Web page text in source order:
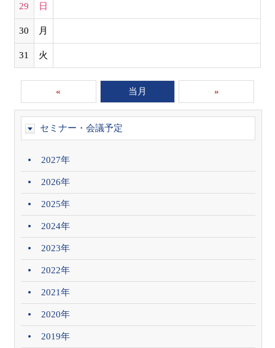
29 日
30 月
31 火
« 当月 »
セミナー・会議予定
2027年
2026年
2025年
2024年
2023年
2022年
2021年
2020年
2019年